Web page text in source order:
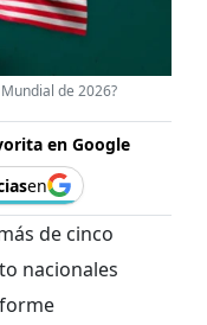
de 2026?
en Google
en
de cinco
nacionales